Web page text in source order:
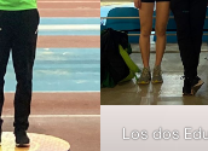
Los dos